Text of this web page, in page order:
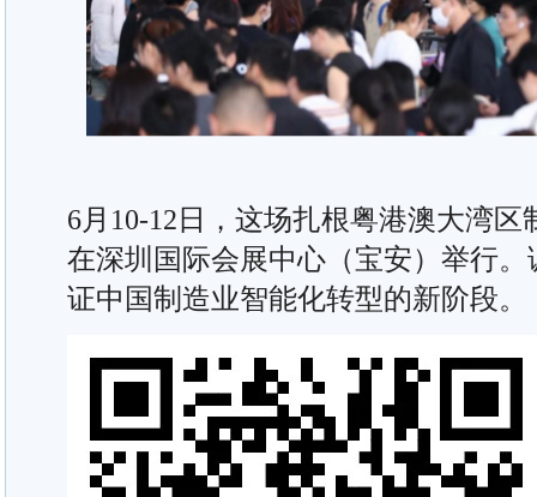
6月10-12日，这场扎根粤港澳大湾
在深圳国际会展中心（宝安）举行
证中国制造业智能化转型的新阶段。